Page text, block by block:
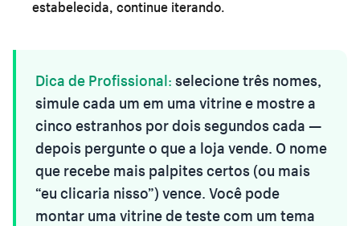
estabelecida, continue iterando.
Dica de Profissional: selecione três nomes,
simule cada um em uma vitrine e mostre a
cinco estranhos por dois segundos cada —
depois pergunte o que a loja vende. O nome
que recebe mais palpites certos (ou mais
“eu clicaria nisso”) vence. Você pode
montar uma vitrine de teste com um tema